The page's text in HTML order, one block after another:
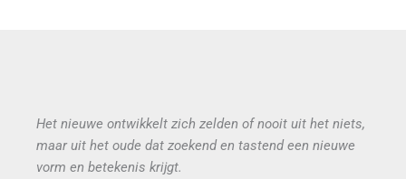
Het nieuwe ontwikkelt zich zelden of nooit uit het niets,
maar uit het oude dat zoekend en tastend een nieuwe
vorm en betekenis krijgt.